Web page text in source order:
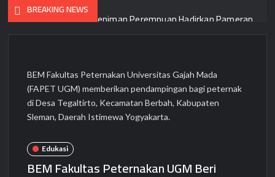
BREAKING NEWS
Niti Kanti, Kelompok Seniman Perempuan Hadirkan Pameran
Taspen
Hadirkan Promo Layanan JTR, JNE Berikan Promo Ongkir Mulai
2.000/kg ke seluruh Pulau Jawa
Sinau Aksara Jawa di Setu Sinau Hadirkan Wayah Dalem HB X,
Peserta Berjejal Ikuti Pembelajaran
BEM Fakultas Peternakan Universitas Gajah Mada
(FAPET UGM) memberikan pendampingan bagi peternak
di Desa Tegaltirto, Kecamatan Berbah, Kabupaten
Sleman, Daerah Istimewa Yogyakarta.
Edukasi
BEM Fakultas Peternakan UGM Beri